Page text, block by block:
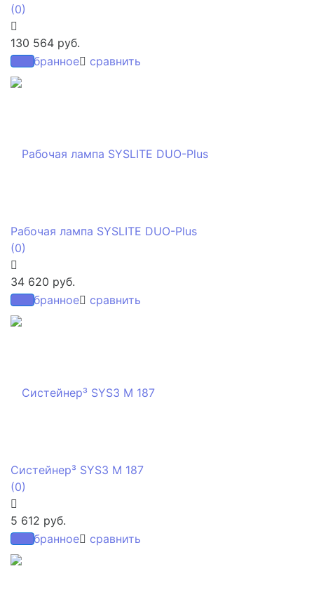
избранное сравнить
(0)
130 564 руб.
избранное сравнить
Рабочая лампа SYSLITE DUO-Plus
(0)
34 620 руб.
избранное сравнить
Систейнер³ SYS3 M 187
(0)
5 612 руб.